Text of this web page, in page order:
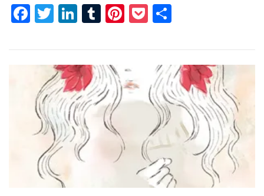
Facebook
Twitter
LinkedIn
Tumblr
Pinterest
Pocket